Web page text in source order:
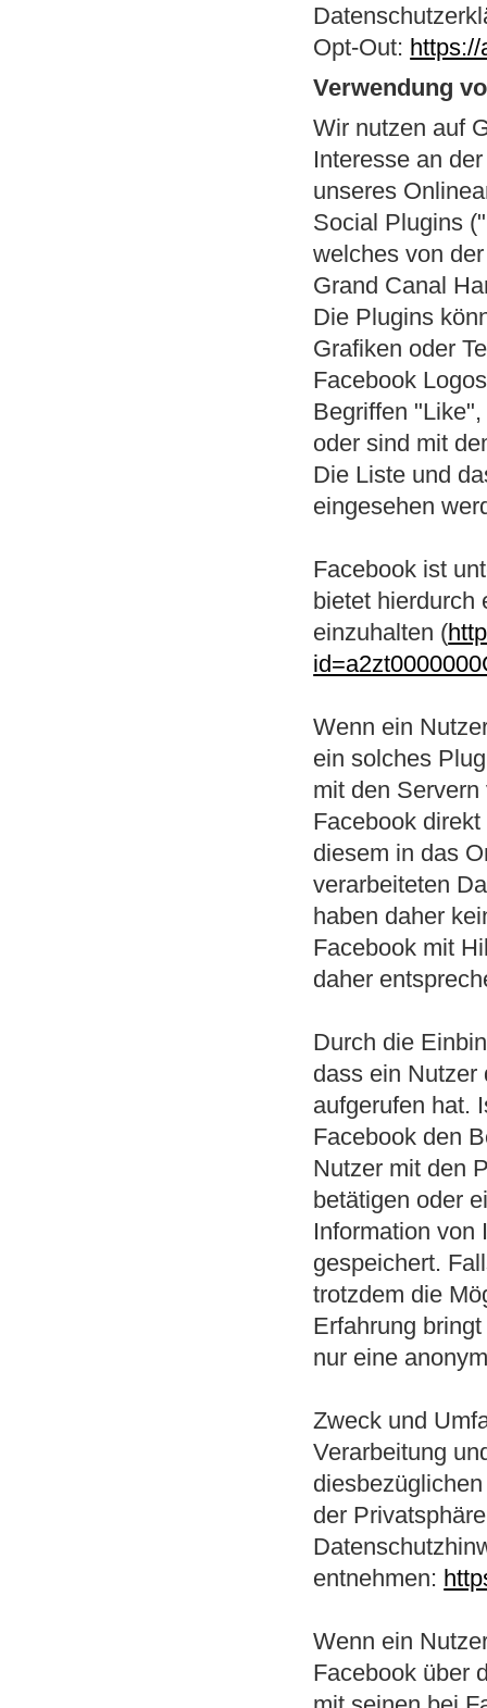
Opt-Out:
Verwendung
Wir nutzen auf
Interesse an
unseres
Social Plugins
welches von
Grand Canal
Die Plugins
Grafiken oder
Facebook
Begriffen
oder sind mit
Die Liste und
eingesehen
Facebook ist
bietet hierdurch
einzuhalten (
Wenn ein
ein solches
mit den
Facebook
diesem in das
verarbeiteten
haben daher
Facebook mit
daher
Durch die
dass ein Nutzer
aufgerufen hat.
Facebook den
Nutzer mit den
betätigen oder
Information von
gespeichert.
trotzdem die
Erfahrung
nur eine
Zweck und
Verarbeitung
der
entnehmen:
Wenn ein
Facebook über